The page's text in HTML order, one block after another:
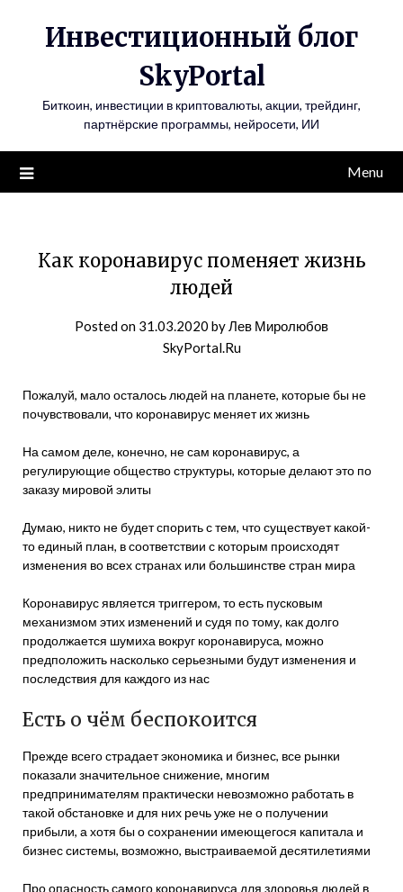
Инвестиционный блог
SkyPortal
Биткоин, инвестиции в криптовалюты, акции, трейдинг,
партнёрские программы, нейросети, ИИ
Menu
Как коронавирус поменяет жизнь
людей
Posted on 31.03.2020 byЛев Миролюбов
SkyPortal.Ru
Пожалуй, мало осталось людей на планете, которые бы не
почувствовали, что коронавирус меняет их жизнь
На самом деле, конечно, не сам коронавирус, а
регулирующие общество структуры, которые делают это по
заказу мировой элиты
Думаю, никто не будет спорить с тем, что существует какой-
то единый план, в соответствии с которым происходят
изменения во всех странах или большинстве стран мира
Коронавирус является триггером, то есть пусковым
механизмом этих изменений и судя по тому, как долго
продолжается шумиха вокруг коронавируса, можно
предположить насколько серьезными будут изменения и
последствия для каждого из нас
Есть о чём беспокоится
Прежде всего страдает экономика и бизнес, все рынки
показали значительное снижение, многим
предпринимателям практически невозможно работать в
такой обстановке и для них речь уже не о получении
прибыли, а хотя бы о сохранении имеющегося капитала и
бизнес системы, возможно, выстраиваемой десятилетиями
Про опасность самого коронавируса для здоровья людей в